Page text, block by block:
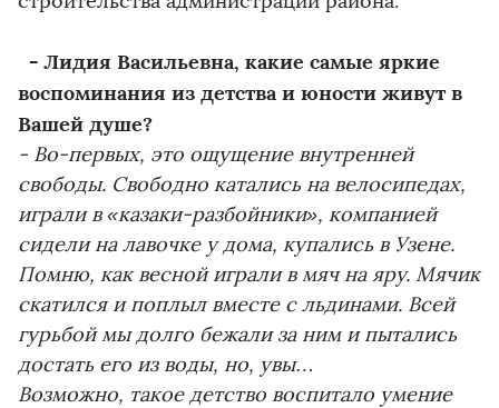
- Лидия Васильевна, какие самые яркие
воспоминания из детства и юности живут в
Вашей душе?
- Во-первых, это ощущение внутренней
свободы. Свободно катались на велосипедах,
играли в «казаки-разбойники», компанией
сидели на лавочке у дома, купались в Узене.
Помню, как весной играли в мяч на яру. Мячик
скатился и поплыл вместе с льдинами. Всей
гурьбой мы долго бежали за ним и пытались
достать его из воды, но, увы…
Возможно, такое детство воспитало умение